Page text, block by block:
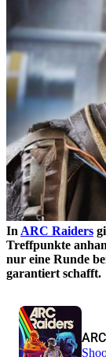
In ARC Raiders
Treffpunkte
nur eine Runde
garantiert schafft.